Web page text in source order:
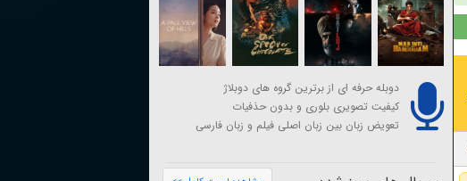
دوبله حرفه ای از برترین گروه های دوبلاژ
کیفیت تصویری بلوری و بدون حذفیات
تعویض زبان بین زبان اصلی فیلم و زبان فارسی